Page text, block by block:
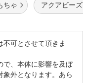
ちゃ アクアビーズ
可とさせて頂きま
、本体に影響を及ぼ
象外となります。あら